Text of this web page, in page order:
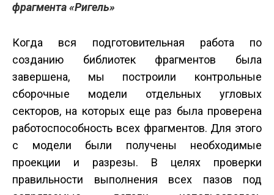
фрагмента «Ригель»
Когда вся подготовительная работа по
созданию библиотек фрагментов была
завершена, мы построили контрольные
сборочные модели отдельных угловых
секторов, на которых еще раз была проверена
работоспособность всех фрагментов. Для этого
с модели были получены необходимые
проекции и разрезы. В целях проверки
правильности выполнения всех пазов под